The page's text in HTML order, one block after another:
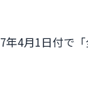
4月1日付で